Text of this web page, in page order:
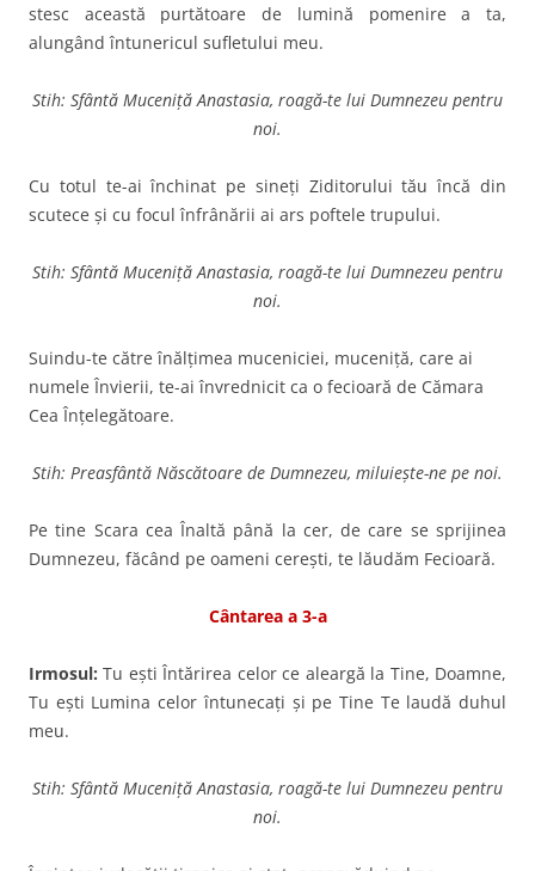
stesc această purtătoare de lu­mină pomenire a ta,
alungând întunericul sufletului meu.
Stih: Sfântă Muceniță Anastasia, roagă-te lui Dumnezeu pentru
noi.
Cu totul te-ai închinat pe sineţi Ziditorului tău încă din
scutece şi cu focul înfrânării ai ars poftele trupului.
Stih: Sfântă Muceniță Anastasia, roagă-te lui Dumnezeu pentru
noi.
Suindu-te către înălţimea muceniciei, muceniţă, care ai
numele Învierii, te-ai învred­nicit ca o fecioară de Cămara
Cea Înţelegătoare.
Stih: Preasfântă Născătoare de Dumnezeu, miluieşte-ne pe noi.
Pe tine Scara cea Înaltă până la cer, de care se sprijinea
Dumnezeu, făcând pe oameni cereşti, te lăudăm Fecioară.
Cântarea a 3-a
Irmosul:Tu eşti Întărirea celor ce aleargă la Tine, Doamne,
Tu eşti Lumina celor întunecaţi şi pe Tine Te laudă duhul
meu.
Stih: Sfântă Muceniță Anastasia, roagă-te lui Dumnezeu pentru
noi.